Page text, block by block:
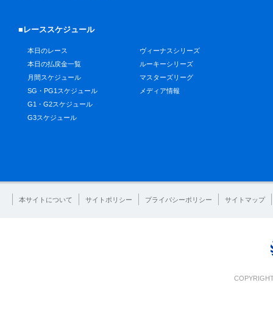
■レーススケジュール
本日のレース
本日の払戻金一覧
月間スケジュール
SG・PG1スケジュール
G1・G2スケジュール
G3スケジュール
ヴィーナスシリーズ
ルーキーシリーズ
マスターズリーグ
メディア情報
本サイトについて サイトポリシー プライバシーポリシー サイトマップ